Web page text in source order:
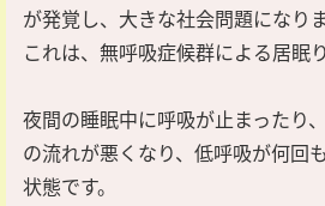
が発覚し、大きな社会問題になり
これは、無呼吸症候群による居眠り
夜間の睡眠中に呼吸が止まったり
の流れが悪くなり、低呼吸が何回
状態です。